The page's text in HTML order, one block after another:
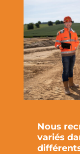
Nous
variés